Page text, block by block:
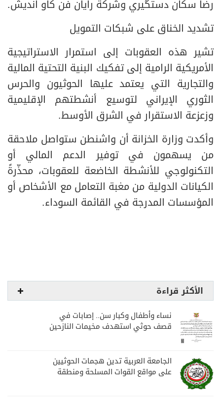
رضا سكان دستگيري وشركة رایان فن كاو انديش.
تشديد الخناق على شبكات التمويل
تشير هذه العقوبات إلى استمرار الاستراتيجية
الأمريكية الرامية إلى تفكيك البنية التحتية المالية
والتجارية التي يعتمد عليها الحوثيون والحرس
الثوري الإيراني لتوسيع أنشطتهم الإقليمية
وزعزعة الاستقرار في الشرق الأوسط.
وأكدت وزارة الخزانة أن واشنطن ستواصل ملاحقة
من يسهمون في توفير الدعم المالي أو
التكنولوجي للأنشطة الخاضعة للعقوبات، محذّرةً
الكيانات الدولية من مغبة التعامل مع الأشخاص أو
المؤسسات المدرجة في القائمة السوداء.
الأكثر قراءة
نساء وأطفال وكبار سن.. إصابات في
قصف حوثي استهدف مخيمات النازحين
الجامعة العربية تدين هجمات الحوثيين
على مواقع القوات المسلحة ومنطقة